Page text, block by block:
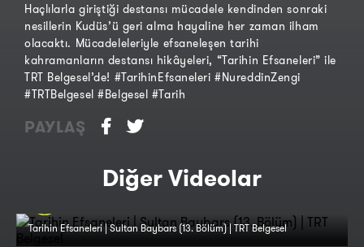
Haçlılarla giriştiği destansı mücadele kendinden sonraki
nesillerin Kudüs’ü geri alma hayaline her zaman ilham
olacaktı. Mücadeleleriyle efsaneleşen tarihi
kahramanların destansı hikâyeleri, “Tarihin Efsaneleri” ile
TRT Belgesel’de! #TarihinEfsaneleri #NureddinZengi
#TRTBelgesel #Belgesel #Tarih
PAYLAŞ
Diğer Videolar
Tarihin Efsaneleri | Sultan Baybars (13. Bölüm) | TRT Belgesel